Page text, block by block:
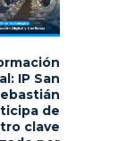
IP San
de
clave